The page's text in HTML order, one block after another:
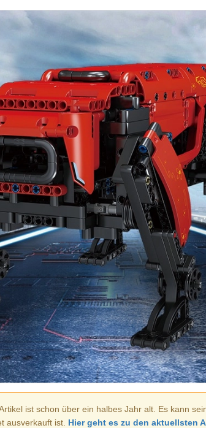
ist schon über ein halbes Jahr alt. Es kann
ausverkauft ist. Hier geht es zu den aktuellsten